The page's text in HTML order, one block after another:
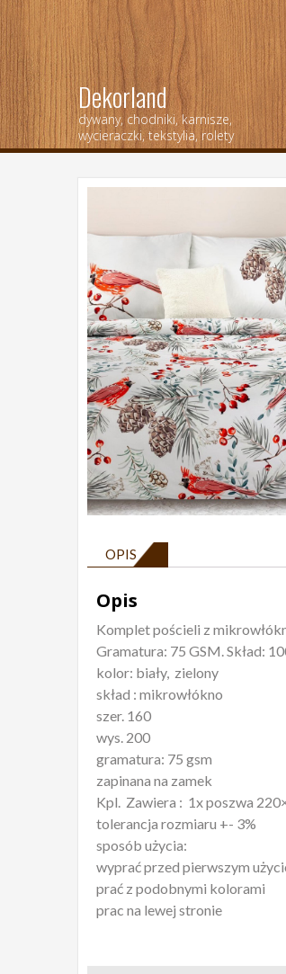
Dekorland
dywany, chodniki, karnisze,
wycieraczki, tekstylia, rolety
OPIS
Opis
Komplet pościeli z
Gramatura: 75 GSM. Skład:
kolor: biały, zielony
skład : mikrowłókno
szer. 160
wys. 200
gramatura: 75 gsm
zapinana na zamek
Kpl. Zawiera : 1x poszwa
tolerancja rozmiaru +- 3%
sposób użycia:
wyprać przed pierwszym
prać z podobnymi kolorami
prac na lewej stronie